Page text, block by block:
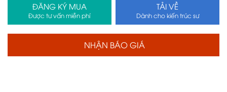
ĐĂNG KÝ MUA
Được tư vấn miễn phí
TẢI VỀ
Dành cho kiến trúc sư
NHẬN BÁO GIÁ